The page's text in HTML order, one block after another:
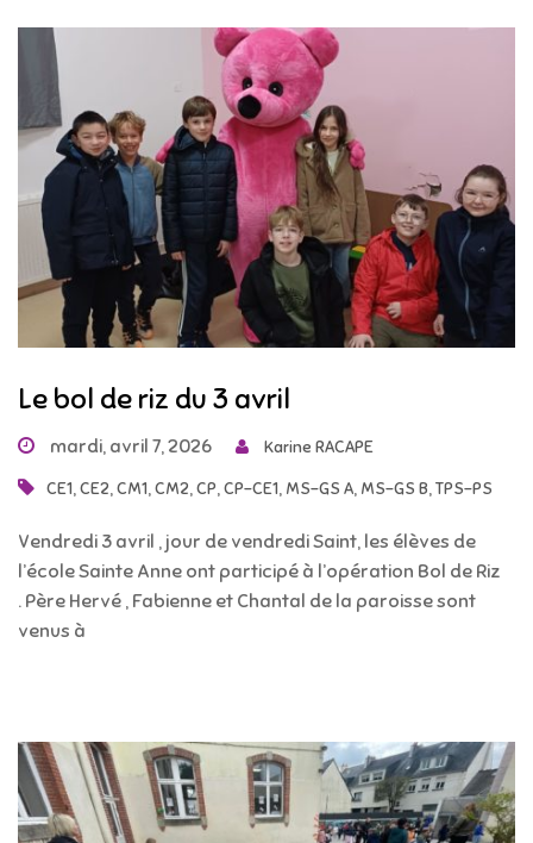
Le bol de riz du 3 avril
mardi, avril 7, 2026 Karine RACAPE
CE1,CE2,CM1,CM2,CP,CP-CE1, MS-GS A, MS-GS B,TPS-PS
Vendredi 3 avril , jour de vendredi Saint, les élèves de
l’école Sainte Anne ont participé à l’opération Bol de Riz
. Père Hervé , Fabienne et Chantal de la paroisse sont
venus à